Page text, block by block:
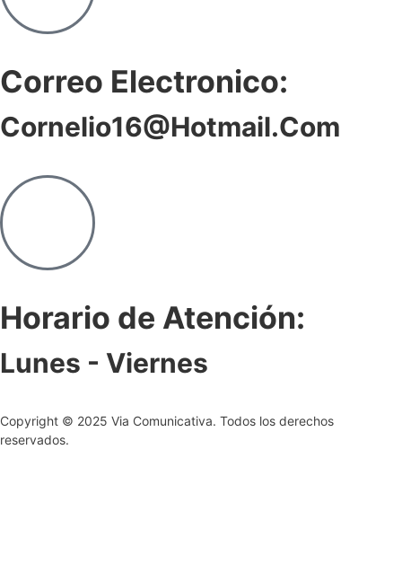
Correo Electronico:
Cornelio16@hotmail.com
Horario de Atención:
Lunes - Viernes
Copyright © 2025 Via Comunicativa. Todos los derechos
reservados.